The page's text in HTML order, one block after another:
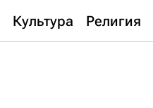
Культура Религия